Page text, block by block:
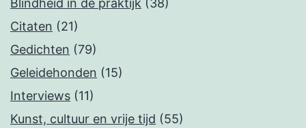
Blindheid in de praktijk (38)
Citaten (21)
Gedichten (79)
Geleidehonden (15)
Interviews (11)
Kunst, cultuur en vrije tijd (55)